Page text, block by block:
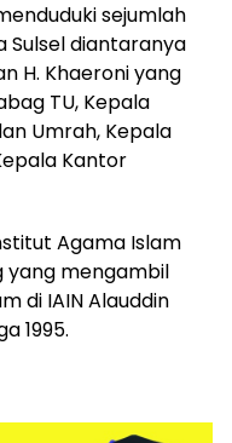
sejumlah
Sulsel diantaranya
H. Khaeroni yang
TU, Kepala
Umrah, Kepala
Kantor
Agama Islam
yang mengambil
di IAIN Alauddin
1995.